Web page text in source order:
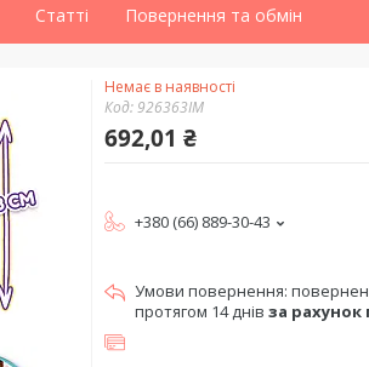
Статті Повернення та обмін
Немає в наявності
Код:926363IM
692,01 ₴
+380 (66) 889-30-43
протягом 14 днів за рахунок